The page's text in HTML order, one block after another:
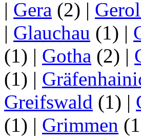
| Gera (2) |
| Glauchau (1) |
(1) | Gotha (2) |
(1) |
Greifswald (1) |
(1) | Grimmen